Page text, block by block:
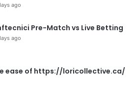
ago
Pre-Match vs Live Betting
ago
ease of https://loricollective.ca/